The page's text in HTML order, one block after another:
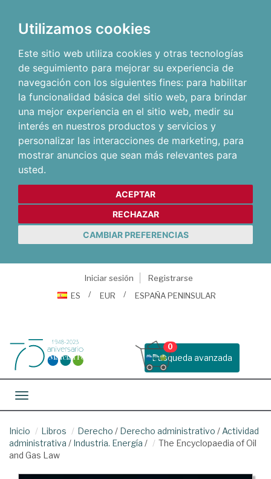
Utilizamos cookies
Este sitio web utiliza cookies y otras tecnologías
de seguimiento para mejorar su experiencia de
navegación con los siguientes fines: para habilitar
la funcionalidad básica del sitio web, para brindar
una mejor experiencia en el sitio web, medir su
interés en nuestros productos y servicios y
personalizar las interacciones de marketing, para
mostrar anuncios que sean más relevantes para
usted.
ACEPTAR
RECHAZAR
CAMBIAR PREFERENCIAS
Iniciar sesión
Registrarse
ES
EUR ESPAÑA PENINSULAR
Busqueda avanzada
0
Toggle navigation
Inicio Libros Derecho / Derecho administrativo / Actividad
administrativa / Industria. Energía /
The Encyclopaedia of Oil
and Gas Law